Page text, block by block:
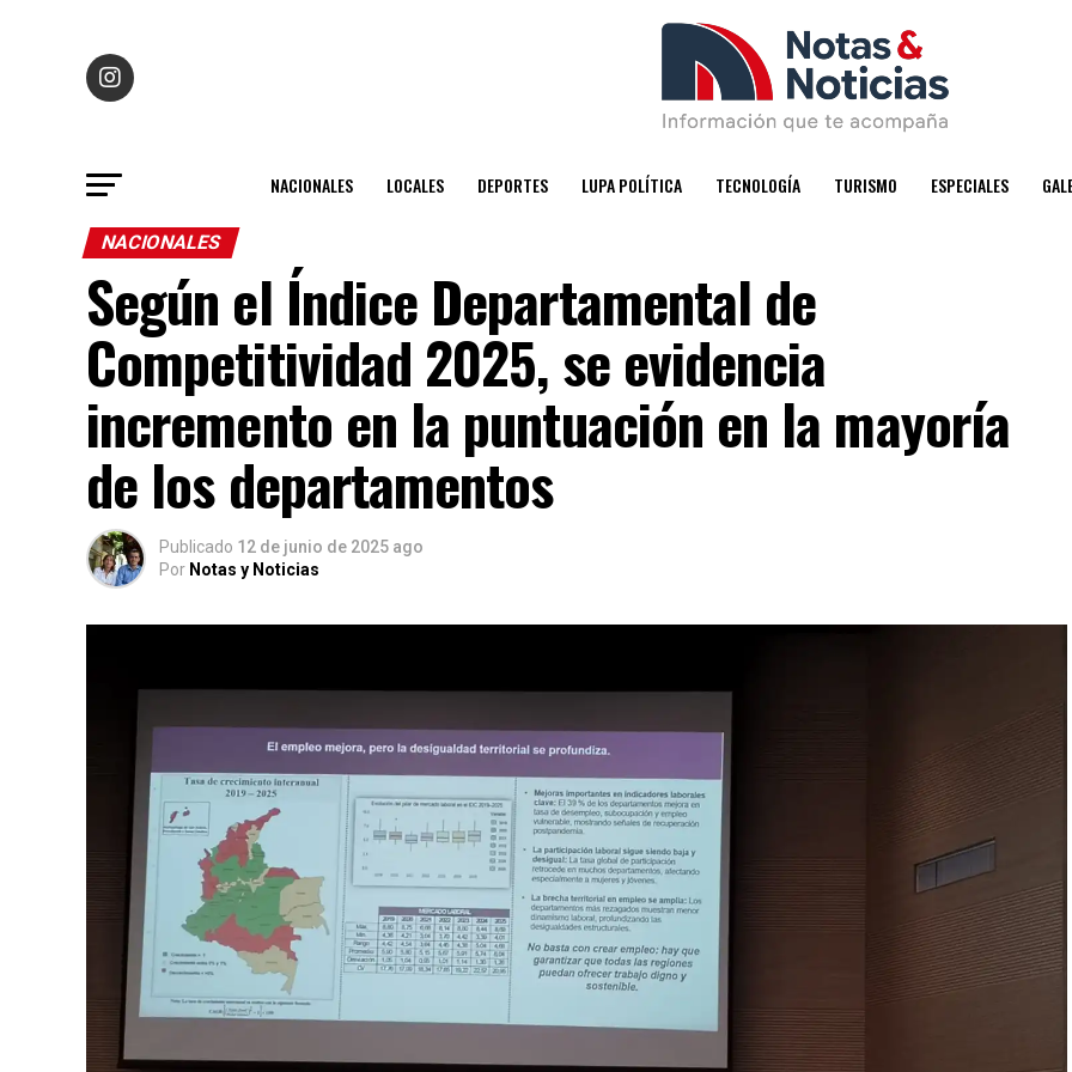
NACIONALES LOCALES DEPORTES LUPA POLÍTICA TECNOLOGÍA TURISMO ESPECIALES
NACIONALES
Según el Índice Departamental de
Competitividad 2025, se evidencia
incremento en la puntuación en la mayoría
de los departamentos
Publicado 12 de junio de 2025 ago
Por Notas y Noticias